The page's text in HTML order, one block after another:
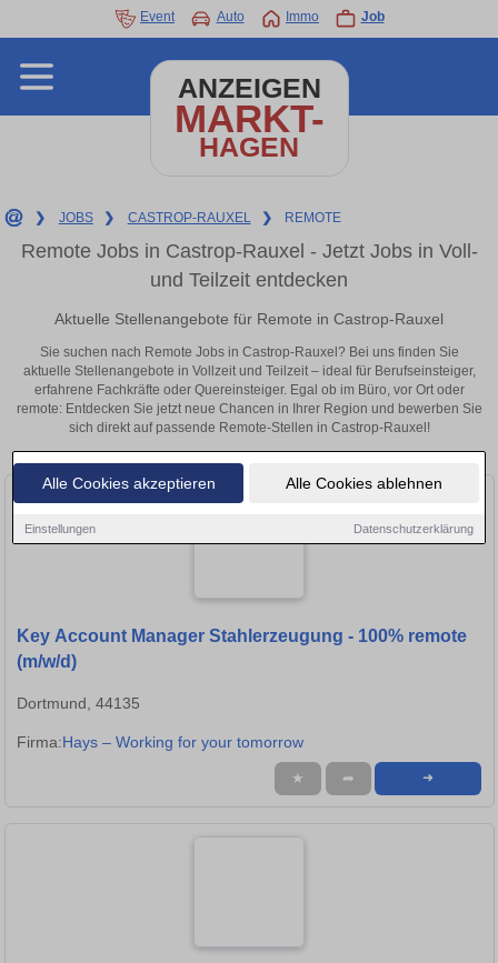
Alle Cookies akzeptieren Alle Cookies ablehnen
Einstellungen Datenschutzerklärung
Event Auto Immo Job
ANZEIGEN
MARKT-
HAGEN
❯ JOBS ❯ CASTROP-RAUXEL ❯ REMOTE
Remote Jobs in Castrop-Rauxel - Jetzt Jobs in Voll-
und Teilzeit entdecken
Aktuelle Stellenangebote für Remote in Castrop-Rauxel
Sie suchen nach Remote Jobs in Castrop-Rauxel? Bei uns finden Sie
aktuelle Stellenangebote in Vollzeit und Teilzeit – ideal für Berufseinsteiger,
erfahrene Fachkräfte oder Quereinsteiger. Egal ob im Büro, vor Ort oder
remote: Entdecken Sie jetzt neue Chancen in Ihrer Region und bewerben Sie
sich direkt auf passende Remote-Stellen in Castrop-Rauxel!
Key Account Manager Stahlerzeugung - 100% remote
(m/w/d)
Dortmund, 44135
Firma:Hays – Working for your tomorrow
★ ➦ ➜